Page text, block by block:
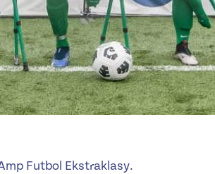
Futbol Ekstraklasy.